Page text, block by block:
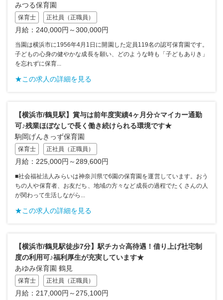
みつる保育園
保育士 正社員（正職員）
月給：240,000円～300,000円
当園は横浜市に1956年4月1日に開園した定員119名の認可保育園です。
子どもの心身の健やかな成長を願い、どのような時も「子どもありき」
を忘れずに保育...
★この求人の詳細を見る
【横浜市/鶴見駅】賞与は前年度実績4ヶ月分☆マイカー通勤
可♪残業ほぼなしで長く働き続けられる環境です★
駒岡げんきっず保育園
保育士 正社員（正職員）
月給：225,000円～289,600円
■社会福祉法人みらいは神奈川県で6園の保育園を運営しています。おう
ちの人や保育者、お友だち、地域の方々など成長の過程でたくさんの人
が関わって生活しながら...
★この求人の詳細を見る
【横浜市/鶴見駅徒歩7分】駅チカ☆高待遇！借り上げ社宅制
度の利用可♪福利厚生が充実しています★
あゆみ保育園 鶴見
保育士 正社員（正職員）
月給：217,000円～275,100円